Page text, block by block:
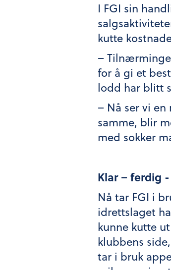
I FGI sin
kutte
–
for å gi et
lodd har blitt
– Nå ser vi
samme, blir
med sokker
Klar – ferdig
Nå tar FGI i
idrettslaget
kunne kutte
klubbens
tar i bruk